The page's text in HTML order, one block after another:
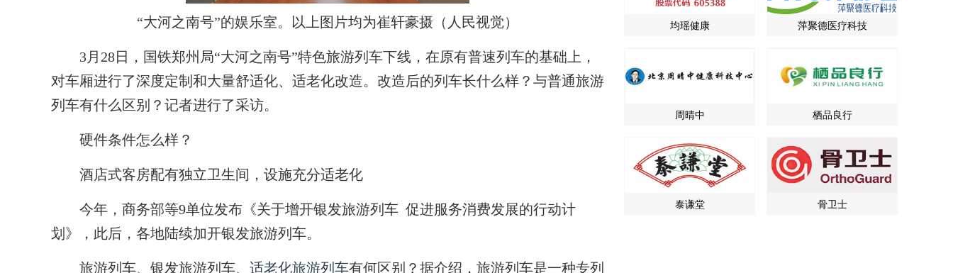
“大河之南号”的娱乐室。以上图片均为崔轩豪摄（人民视觉）
3月28日，国铁郑州局“大河之南号”特色旅游列车下线，在原有普速列车的基础上，
对车厢进行了深度定制和大量舒适化、适老化改造。改造后的列车长什么样？与普通旅游
列车有什么区别？记者进行了采访。
硬件条件怎么样？
酒店式客房配有独立卫生间，设施充分适老化
今年，商务部等9单位发布《关于增开银发旅游列车 促进服务消费发展的行动计
划》，此后，各地陆续加开银发旅游列车。
旅游列车、银发旅游列车、 适老化旅游列车有何区别？据介绍，旅游列车是一种专列
均瑶健康 萍聚德医疗科技
周晴中 栖品良行
泰谦堂 骨卫士